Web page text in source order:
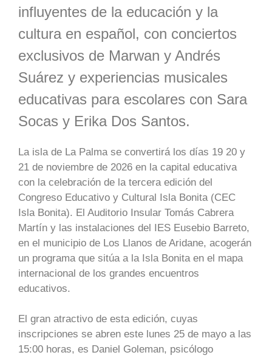
influyentes de la educación y la
cultura en español, con conciertos
exclusivos de Marwan y Andrés
Suárez y experiencias musicales
educativas para escolares con Sara
Socas y Erika Dos Santos.
La isla de La Palma se convertirá los días 19 20 y
21 de noviembre de 2026 en la capital educativa
con la celebración de la tercera edición del
Congreso Educativo y Cultural Isla Bonita (CEC
Isla Bonita). El Auditorio Insular Tomás Cabrera
Martín y las instalaciones del IES Eusebio Barreto,
en el municipio de Los Llanos de Aridane, acogerán
un programa que sitúa a la Isla Bonita en el mapa
internacional de los grandes encuentros
educativos.
El gran atractivo de esta edición, cuyas
inscripciones se abren este lunes 25 de mayo a las
15:00 horas, es Daniel Goleman, psicólogo